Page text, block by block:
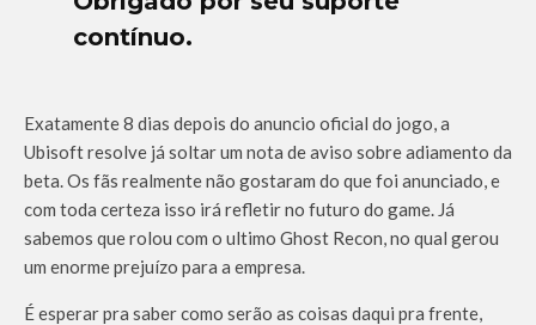
contínuo.
Exatamente 8 dias depois do anuncio oficial do jogo, a
Ubisoft resolve já soltar um nota de aviso sobre adiamento da
beta. Os fãs realmente não gostaram do que foi anunciado, e
com toda certeza isso irá refletir no futuro do game. Já
sabemos que rolou com o ultimo Ghost Recon, no qual gerou
um enorme prejuízo para a empresa.
É esperar pra saber como serão as coisas daqui pra frente,